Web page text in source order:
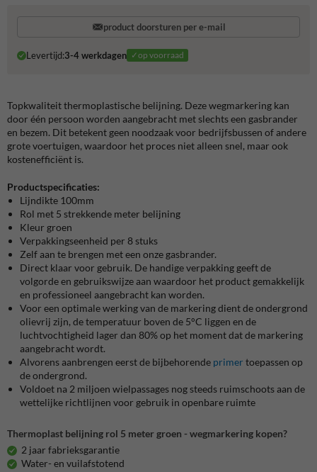
product doorsturen per e-mail
Levertijd:3-4 werkdagen ✓op voorraad
Topkwaliteit thermoplastische belijning. Deze wegmarkering kan
door één persoon worden aangebracht met slechts een gasbrander
en bezem. Dit betekent geen noodzaak voor bedrijfsbussen of andere
grote voertuigen, waardoor het proces niet alleen snel, maar ook
kostenefficiënt is.
Productspecificaties:
Lijndikte 100mm
Rol met 5 strekkende meter belijning
Kleur groen
Verpakkingseenheid per 8 stuks
Zelf aan te brengen met een onze gasbrander.
Direct klaar voor gebruik. De handige verpakking geeft de
volgorde en gebruikswijze aan waardoor het product gemakkelijk
en professioneel aangebracht kan worden.
Voor een optimale werking van de markering dient de ondergrond
olievrij zijn, de temperatuur boven de 5°C liggen en de
luchtvochtigheid lager dan 80% op het moment dat de markering
aangebracht wordt.
Alvorens aanbrengen eerst de bijbehorende primer toepassen op
de ondergrond.
Voldoet na 2 miljoen wielpassages nog steeds ruimschoots aan de
wettelijke richtlijnen voor gebruik in openbare ruimte
Thermoplast belijning rol 5 meter groen - wegmarkering kopen?
2 jaar fabrieksgarantie
Water- en vuilafstotend